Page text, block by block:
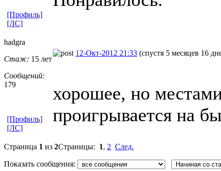
[Профиль]
[ЛС]
hadgra
Стаж: 15 лет
Сообщений:
179
12-Окт-2012 21:33 (спустя 5 месяцев 16
хорошее, но
проигрывается на
[Профиль]
[ЛС]
Страница 1 из 2Страницы: 1, 2 След.
Показать сообщения: